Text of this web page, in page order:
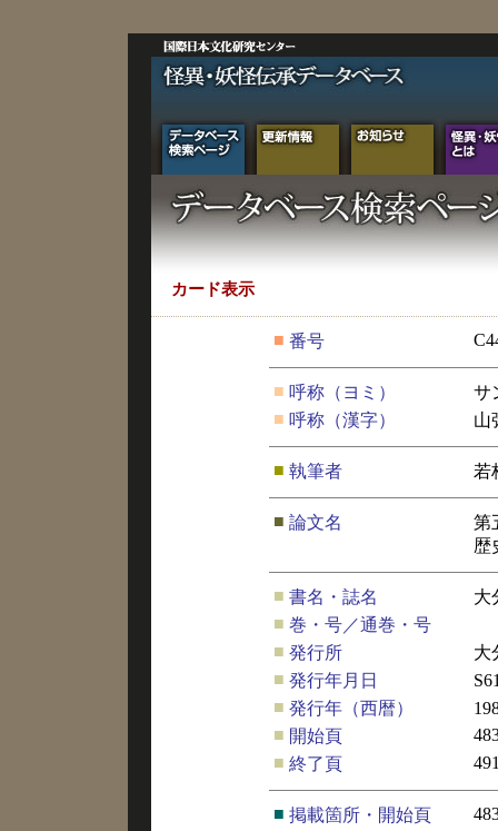
カード表示
■ 番号
■ 呼称（ヨミ）
サ
■ 呼称（漢字） 山
■ 執筆者 若
■ 論文名
第
歴
■ 書名・誌名
大
■ 巻・号／通巻・号
■ 発行所
大
■ 発行年月日
■ 発行年（西暦）
■ 開始頁
■ 終了頁
■ 掲載箇所・開始頁